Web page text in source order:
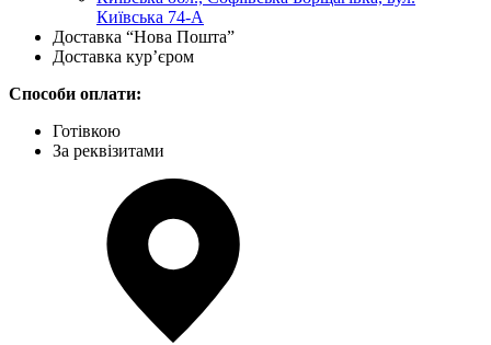
Київська 74-А
Доставка “Нова Пошта”
Доставка кур’єром
Способи оплати:
Готівкою
За реквізитами